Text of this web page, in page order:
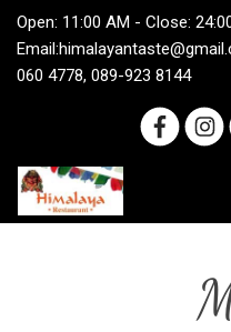
Open: 11:00 AM - Close:
Email:
060 4778, 089-923 8144